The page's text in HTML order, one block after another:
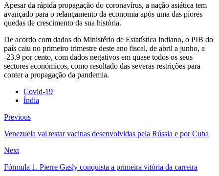
Apesar da rápida propagação do coronavírus, a nação asiática tem
avançado para o relançamento da economia após uma das piores
quedas de crescimento da sua história.
De acordo com dados do Ministério de Estatística indiano, o PIB do
país caiu no primeiro trimestre deste ano fiscal, de abril a junho, a
-23,9 por cento, com dados negativos em quase todos os seus
sectores económicos, como resultado das severas restrições para
conter a propagação da pandemia.
Covid-19
Índia
Previous
Venezuela vai testar vacinas desenvolvidas pela Rússia e por Cuba
Next
Fórmula 1. Pierre Gasly conquista a primeira vitória da carreira